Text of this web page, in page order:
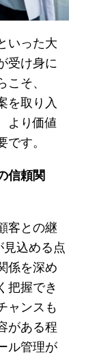
いった大
受け身に
そ、
を取り入
より価値
す。
信頼関
客との継
見込める点
係を深め
把握でき
ャンスも
がある程
ル管理が